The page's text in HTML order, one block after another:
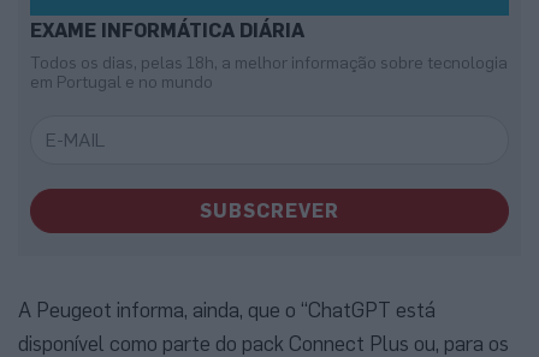
EXAME INFORMÁTICA DIÁRIA
Todos os dias, pelas 18h, a melhor informação sobre tecnologia
em Portugal e no mundo
SUBSCREVER
A Peugeot informa, ainda, que o “ChatGPT está
disponível como parte do pack Connect Plus ou, para os